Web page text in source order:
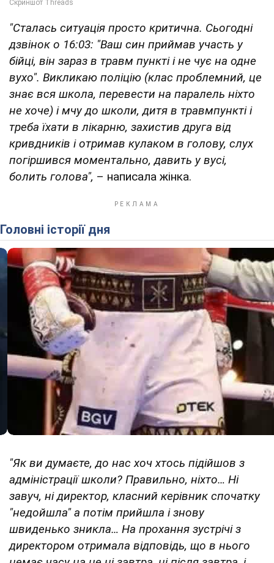
"Сталась ситуація просто критична. Сьогодні
дзвінок о 16:03: "Ваш син приймав участь у
бійці, він зараз в травм пункті і не чує на одне
вухо". Викликаю поліцію (клас проблемний, це
знає вся школа, перевести на паралель ніхто
не хоче) і мчу до школи, дитя в травмпункті і
треба їхати в лікарню, захистив друга від
кривдників і отримав кулаком в голову, слух
погіршився моментально, давить у вусі,
болить голова", – написала жінка.
Головні історії дня
"Як ви думаєте, до нас хоч хтось підійшов з
адміністрації школи? Правильно, ніхто… Ні
завуч, ні директор, класний керівник спочатку
"недойшла" а потім прийшла і знову
швиденько зникла… На прохання зустрічі з
директором отримала відповідь, що в нього